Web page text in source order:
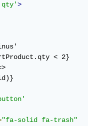
'qty'>
="fa-solid fa-trash"